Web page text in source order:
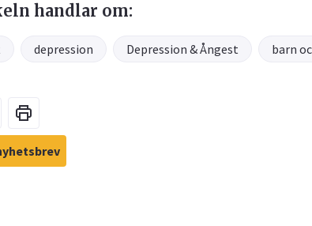
handlar om:
depression Depression & Ångest barn